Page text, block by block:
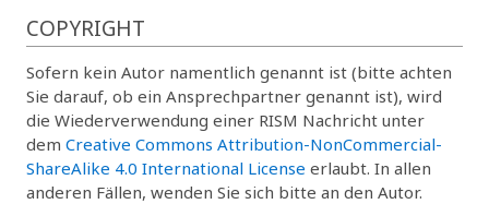
COPYRIGHT
Sofern kein Autor namentlich genannt ist (bitte achten
Sie darauf, ob ein Ansprechpartner genannt ist), wird
die Wiederverwendung einer RISM Nachricht unter
dem Creative Commons Attribution-NonCommercial-
ShareAlike 4.0 International License erlaubt. In allen
anderen Fällen, wenden Sie sich bitte an den Autor.